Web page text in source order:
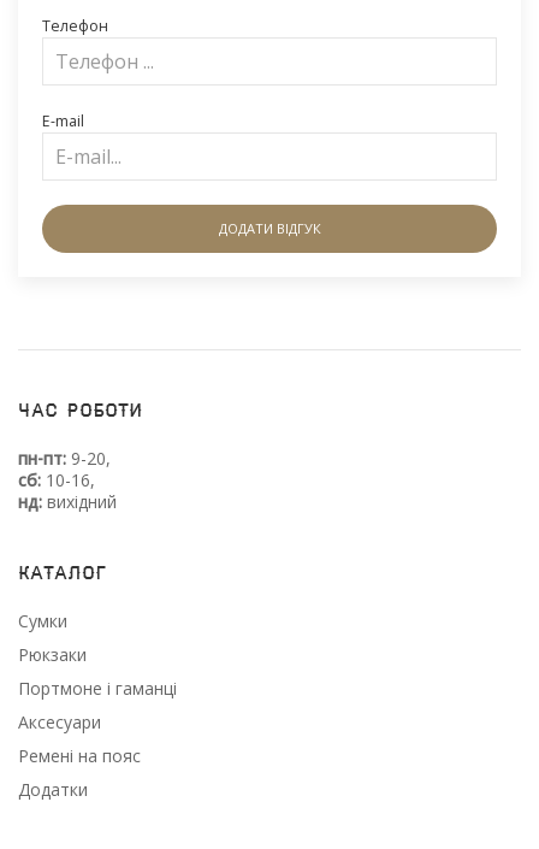
Телефон
E-mail
ДОДАТИ ВІДГУК
Час роботи
пн-пт: 9-20,
сб: 10-16,
нд: вихідний
Каталог
Сумки
Рюкзаки
Портмоне і гаманці
Аксесуари
Ремені на пояс
Додатки